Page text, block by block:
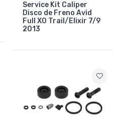
Service Kit Caliper
Disco de Freno Avid
Full X0 Trail/Elixir 7/9
2013